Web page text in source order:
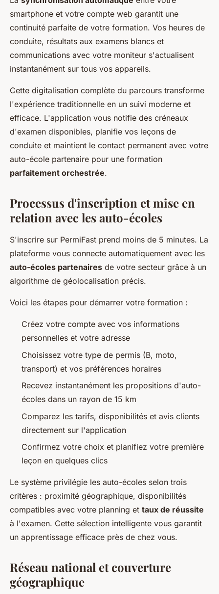
smartphone et votre compte web garantit une
continuité parfaite de votre formation. Vos heures de
conduite, résultats aux examens blancs et
communications avec votre moniteur s'actualisent
instantanément sur tous vos appareils.
Cette digitalisation complète du parcours transforme
l'expérience traditionnelle en un suivi moderne et
efficace. L'application vous notifie des créneaux
d'examen disponibles, planifie vos leçons de
conduite et maintient le contact permanent avec votre
auto-école partenaire pour une formation
parfaitement orchestrée.
Processus d'inscription et mise en
relation avec les auto-écoles
S'inscrire sur PermiFast prend moins de 5 minutes. La
plateforme vous connecte automatiquement avec les
auto-écoles partenaires de votre secteur grâce à un
algorithme de géolocalisation précis.
Voici les étapes pour démarrer votre formation :
Créez votre compte avec vos informations
personnelles et votre adresse
Choisissez votre type de permis (B, moto,
transport) et vos préférences horaires
Recevez instantanément les propositions d'auto-
écoles dans un rayon de 15 km
Comparez les tarifs, disponibilités et avis clients
directement sur l'application
Confirmez votre choix et planifiez votre première
leçon en quelques clics
Le système privilégie les auto-écoles selon trois
critères : proximité géographique, disponibilités
compatibles avec votre planning et taux de réussite
à l'examen. Cette sélection intelligente vous garantit
un apprentissage efficace près de chez vous.
Réseau national et couverture
géographique